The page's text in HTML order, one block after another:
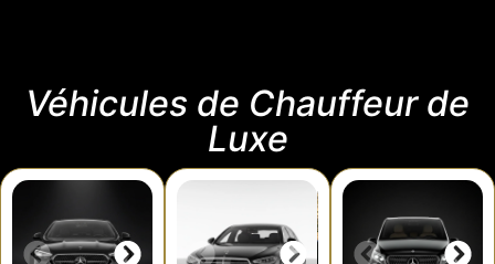
Véhicules de Chauffeur de
Luxe